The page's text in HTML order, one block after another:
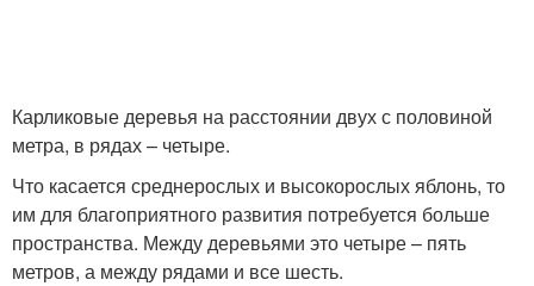
Карликовые деревья на расстоянии двух с половиной
метра, в рядах – четыре.
Что касается среднерослых и высокорослых яблонь, то
им для благоприятного развития потребуется больше
пространства. Между деревьями это четыре – пять
метров, а между рядами и все шесть.